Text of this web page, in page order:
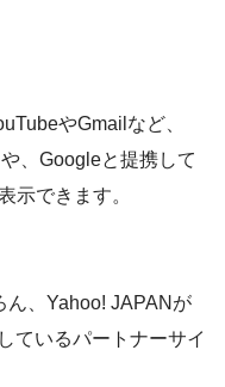
やGmailなど、
、Googleと提携して
示できます。
ん、Yahoo! JAPANが
ているパートナーサイ